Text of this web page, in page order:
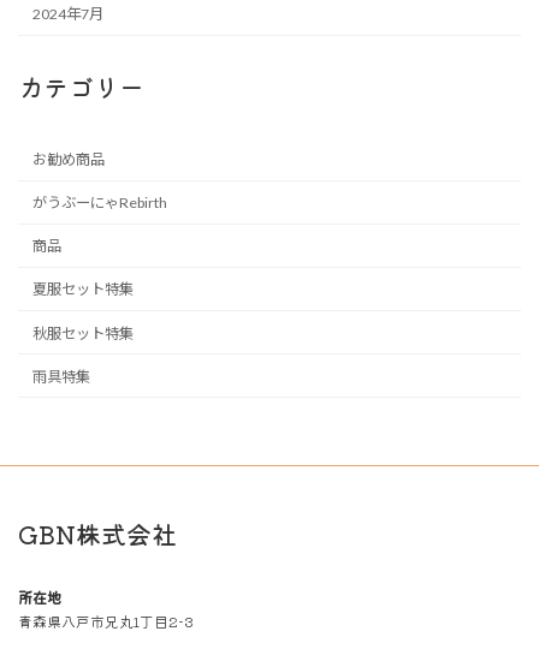
2024年7月
カテゴリー
お勧め商品
がうぶーにゃRebirth
商品
夏服セット特集
秋服セット特集
雨具特集
GBN株式会社
所在地
青森県八戸市兄丸1丁目2-3